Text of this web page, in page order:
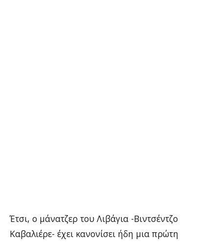
Έτσι, ο μάνατζερ του Λιβάγια -Βιντσέντζο
Καβαλιέρε- έχει κανονίσει ήδη μια πρώτη